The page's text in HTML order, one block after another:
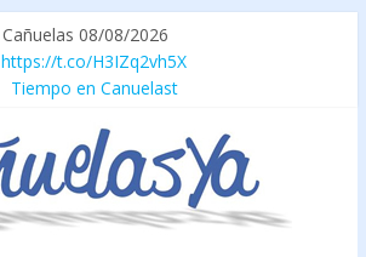
Cañuelas 08/08/2026
https://t.co/H3IZq2vh5X
Tiempo en Canuelast